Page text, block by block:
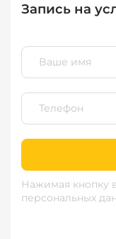
Запись на
Нажимая кнопку
персональных